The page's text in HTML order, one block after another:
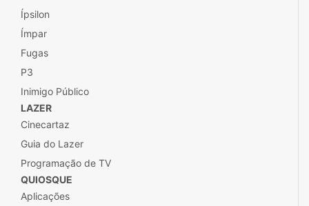
Ípsilon
Ímpar
Fugas
P3
Inimigo Público
LAZER
Cinecartaz
Guia do Lazer
Programação de TV
QUIOSQUE
Aplicações